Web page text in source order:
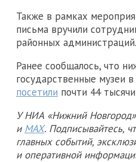
Также в рамках
письма вручили
районных администраций.
Ранее сообщалось, что
государственные музеи
посетили почти 44
У НИА «Нижний
и MAX. Подписывайтесь,
главных событий,
и оперативной